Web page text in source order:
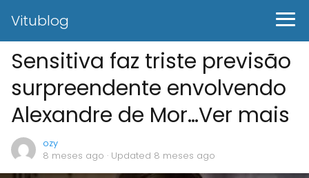
Vitublog
Sensitiva faz triste previsão
surpreendente envolvendo
Alexandre de Mor…Ver mais
ozy
8 meses ago · Updated 8 meses ago